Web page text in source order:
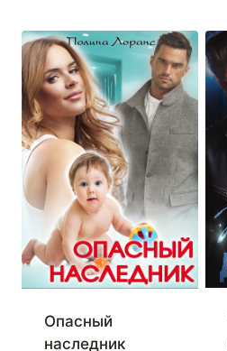
Опасный
наследник